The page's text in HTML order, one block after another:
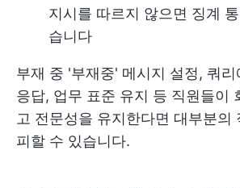
지시를 따르지 않으면 징계
습니다
부재 중 '부재중' 메시지 설정, 쿼
응답, 업무 표준 유지 등 직원들이
고 전문성을 유지한다면 대부분의
피할 수 있습니다.